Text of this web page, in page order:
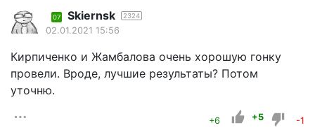
07 Skiernsk 2324
02.01.2021 15:56
Кирпиченко и Жамбалова очень хорошую гонку
провели. Вроде, лучшие результаты? Потом
уточню.
+6 +5 -1